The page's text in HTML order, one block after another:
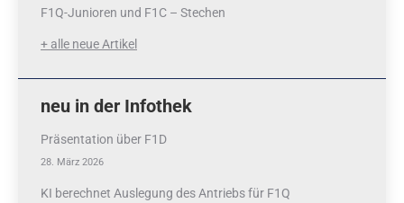
F1Q-Junioren und F1C – Stechen
+ alle neue Artikel
neu in der Infothek
Präsentation über F1D
28. März 2026
KI berechnet Auslegung des Antriebs für F1Q